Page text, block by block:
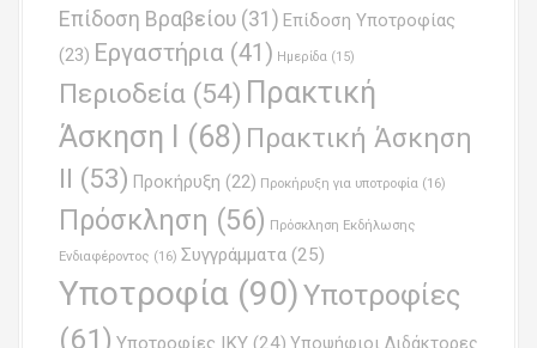
Επίδοση Βραβείου (31) Επίδοση Υποτροφίας
(23) Εργαστήρια (41) Ημερίδα (15)
Περιοδεία (54) Πρακτική
Άσκηση Ι
(68) Πρακτική Άσκηση
ΙΙ (53) Προκήρυξη (22) Προκήρυξη για υποτροφία (16)
Πρόσκληση (56) Πρόσκληση Εκδήλωσης
Ενδιαφέροντος (16) Συγγράμματα (25)
Υποτροφία (90)Υποτροφίες
(61) Υποτροφίες ΙΚΥ (24) Υποψήφιοι Διδάκτορες